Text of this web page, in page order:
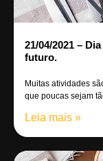
21/04/2021 –
futuro.
Muitas atividades
que poucas sejam
Leia mais »